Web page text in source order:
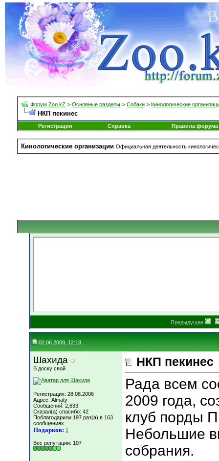
Форум Zoo.kZ > Основные разделы > Собаки > Кинологические
НКП пекинес
Регистрация Справка Правила форума
Кинологические организации Официальная деятельность
Предыдущее
02.06.2009, 12:18
Шахида
В доску свой
Регистрация: 28.08.2006
Адрес: Almaty
Сообщений: 2,633
Сказал(а) спасибо: 42
Поблагодарили 197 раз(а) в 163
сообщениях
Подарков: 1
Вес репутации: 107
НКП пекинес
Рада всем
2009 года,
клуб порды
Небольшие
собрания.